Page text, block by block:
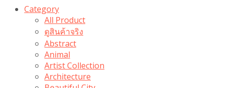
Category
All Product
ดูสินค้าจริง
Abstract
Animal
Artist Collection
Architecture